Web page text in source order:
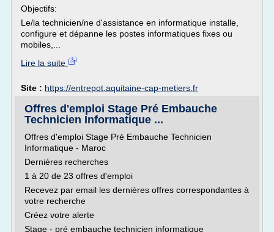
Objectifs:
Le/la technicien/ne d'assistance en informatique installe,
configure et dépanne les postes informatiques fixes ou
mobiles,...
Lire la suite
Site : https://entrepot.aquitaine-cap-metiers.fr
Offres d'emploi Stage Pré Embauche
Technicien Informatique ...
Offres d'emploi Stage Pré Embauche Technicien
Informatique - Maroc
Dernières recherches
1 à 20 de 23 offres d'emploi
Recevez par email les dernières offres correspondantes à
votre recherche
Créez votre alerte
Stage - pré embauche technicien informatique